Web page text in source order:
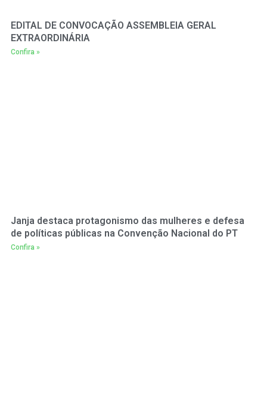
EDITAL DE CONVOCAÇÃO ASSEMBLEIA GERAL
EXTRAORDINÁRIA
Confira »
Janja destaca protagonismo das mulheres e defesa
de políticas públicas na Convenção Nacional do PT
Confira »